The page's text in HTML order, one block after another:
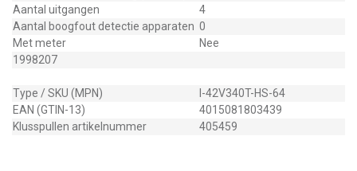
Aantal uitgangen
4
Aantal boogfout detectie apparaten 0
Met meter
Nee
1998207
Type / SKU (MPN)
I-42V340T-HS-64
EAN (GTIN-13)
4015081803439
Klusspullen artikelnummer
405459